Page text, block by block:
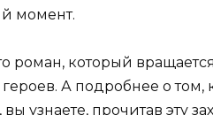
момент.
роман, который
А подробнее о том,
узнаете, прочитав эту